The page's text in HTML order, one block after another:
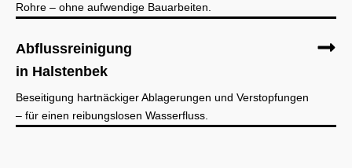
Rohre – ohne aufwendige Bauarbeiten.
Abflussreinigung
in Halstenbek
Beseitigung hartnäckiger Ablagerungen und Verstopfungen
– für einen reibungslosen Wasserfluss.